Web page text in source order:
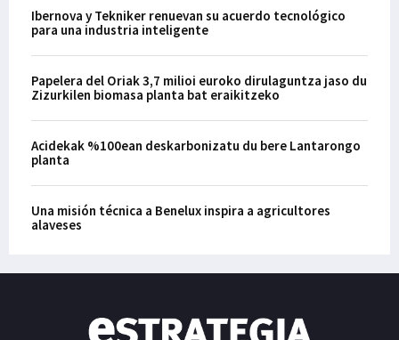
Ibernova y Tekniker renuevan su acuerdo tecnológico
para una industria inteligente
Papelera del Oriak 3,7 milioi euroko dirulaguntza jaso du
Zizurkilen biomasa planta bat eraikitzeko
Acidekak %100ean deskarbonizatu du bere Lantarongo
planta
Una misión técnica a Benelux inspira a agricultores
alaveses